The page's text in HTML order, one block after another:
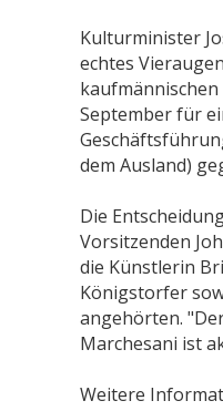
Kulturminister
echtes
September für
dem Ausland)
Die
Vorsitzenden
die Künstlerin
Königstorfer
angehörten.
Marchesani ist
Weitere